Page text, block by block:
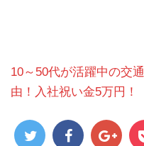
10～50代が活躍中の交
由！入社祝い金5万円！